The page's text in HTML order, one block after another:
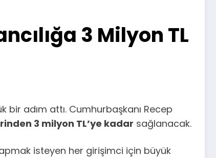
3 Milyon TL
bir adım attı. Cumhurbaşkanı Recep
3 milyon TL’ye kadar sağlanacak.
isteyen her girişimci için büyük